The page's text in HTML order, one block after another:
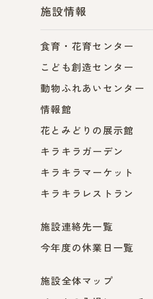
施設情報
食育・花育センター
こども創造センター
動物ふれあいセンター
情報館
花とみどりの展示館
キラキラガーデン
キラキラマーケット
キラキラレストラン
施設連絡先一覧
今年度の休業日一覧
施設全体マップ